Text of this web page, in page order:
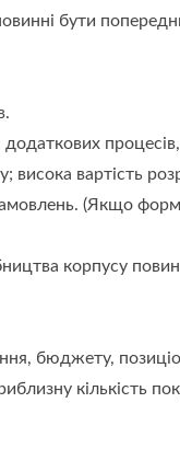
бути
вартість
(Якщо
корпусу
бюджету,
кількість